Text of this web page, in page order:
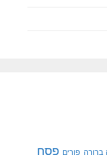
ברורה פורים פסח